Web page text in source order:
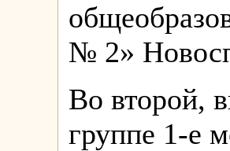
№ 2»
Во второй,
группе 1-е